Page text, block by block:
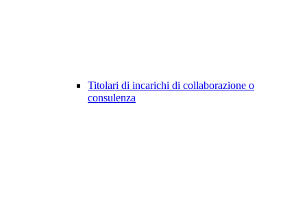
Titolari di incarichi di collaborazione o
consulenza